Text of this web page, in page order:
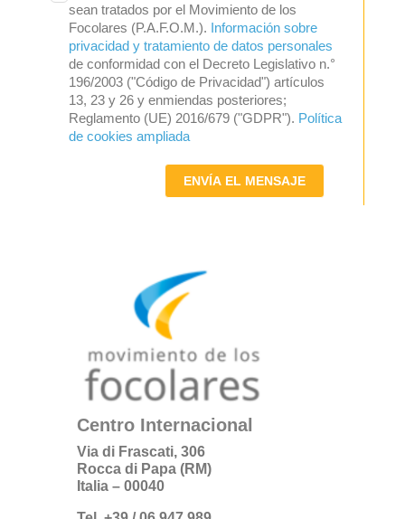
sean tratados por el Movimiento de los
Focolares (P.A.F.O.M.). Información sobre
privacidad y tratamiento de datos personales
de conformidad con el Decreto Legislativo n.°
196/2003 ("Código de Privacidad") artículos
13, 23 y 26 y enmiendas posteriores;
Reglamento (UE) 2016/679 ("GDPR"). Política
de cookies ampliada
ENVÍA EL MENSAJE
Centro Internacional
Via di Frascati, 306
Rocca di Papa (RM)
Italia – 00040